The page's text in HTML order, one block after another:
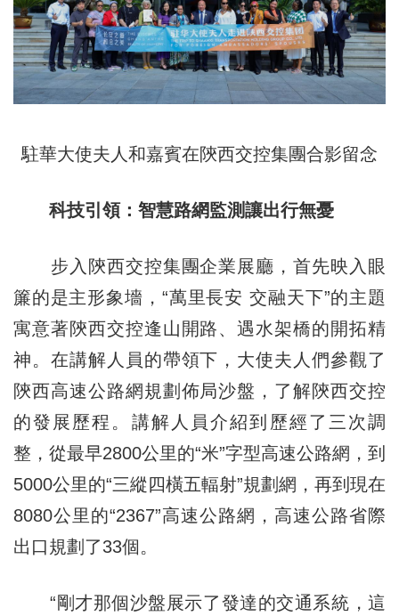
駐華大使夫人和嘉賓在陝西交控集團合影留念
科技引領：智慧路網監測讓出行無憂
步入陝西交控集團企業展廳，首先映入眼
簾的是主形象墻，“萬里長安 交融天下”的主題
寓意著陝西交控逢山開路、遇水架橋的開拓精
神。在講解人員的帶領下，大使夫人們參觀了
陝西高速公路網規劃佈局沙盤，了解陝西交控
的發展歷程。講解人員介紹到歷經了三次調
整，從最早2800公里的“米”字型高速公路網，到
5000公里的“三縱四橫五輻射”規劃網，再到現在
8080公里的“2367”高速公路網，高速公路省際
出口規劃了33個。
“剛才那個沙盤展示了發達的交通系統，這